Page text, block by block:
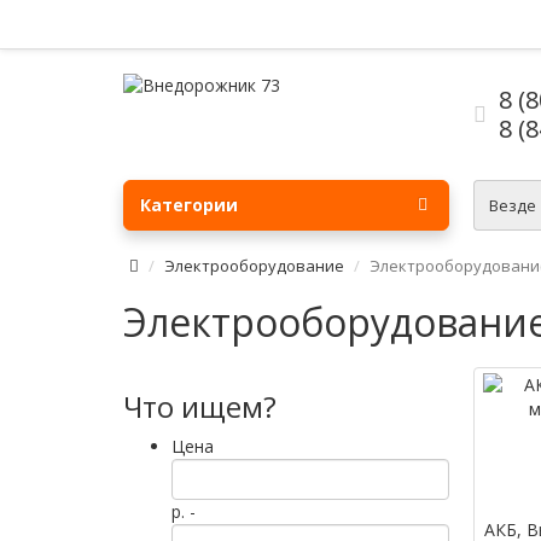
8
8
Везде
Категории
Электрооборудование
Что ищем?
Цена
р. -
АКБ,